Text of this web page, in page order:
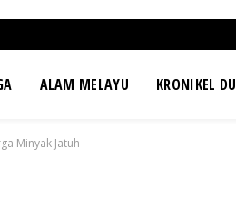
ALAM MELAYU KRONIKEL
Minyak Jatuh